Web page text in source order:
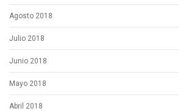
Agosto 2018
Julio 2018
Junio 2018
Mayo 2018
Abril 2018